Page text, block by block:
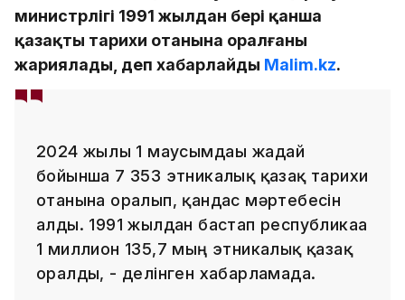
министрлігі 1991 жылдан бері қанша
қазақтың тарихи отанына оралғаны
жариялады, деп хабарлайды Malim.kz.
2024 жылғы 1 маусымдағы жағдай
бойынша 7 353 этникалық қазақ тарихи
отанына оралып, қандас мәртебесін
алды. 1991 жылдан бастап республикаға
1 миллион 135,7 мың этникалық қазақ
оралды, - делінген хабарламада.